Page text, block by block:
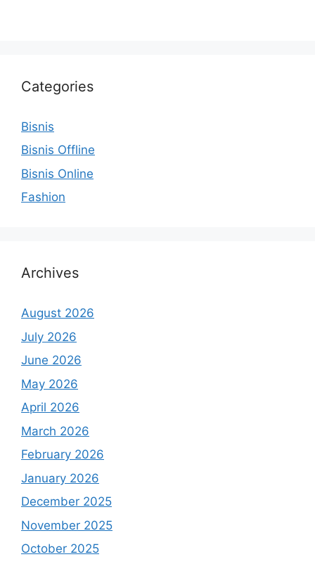
Categories
Bisnis
Bisnis Offline
Bisnis Online
Fashion
Archives
August 2026
July 2026
June 2026
May 2026
April 2026
March 2026
February 2026
January 2026
December 2025
November 2025
October 2025